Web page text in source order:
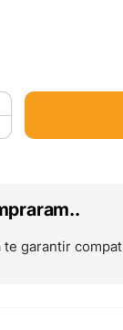
garantir